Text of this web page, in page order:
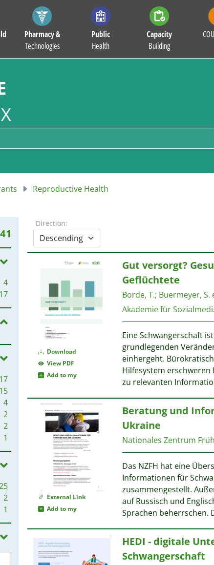
Pharmacy &
Technologies
Public
Health
Capacity
Building
Reproductive Health
41
4
17
17
15
4
2
2
1
2
1
Direction:
Download
View PDF
Add to my
Gut versorgt?
Geflüchtete
Borde, T.; Buermeyer, S.
Akademie für
Eine Schwangerschaft
grundlegenden
einhergeht.
Hilfesystem
zu relevanten
External Link
Add to my
Beratung und
Ukraine
Nationales Zentrum
Das NZFH hat eine
Informationen für
zusammengestellt.
auf Russisch und
Sprachen beherrschen.
HEDI - digitale
Schwangerschaft